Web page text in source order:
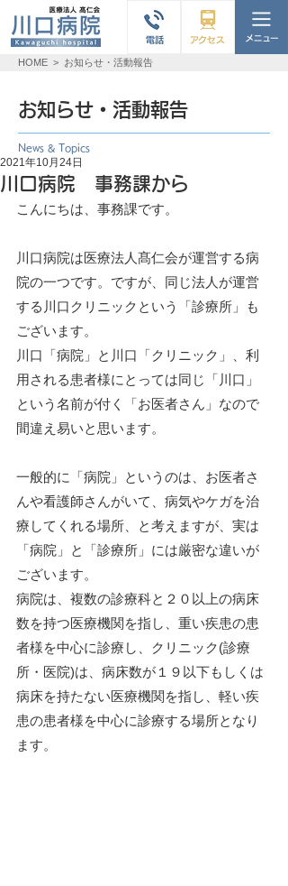
HOME > お知らせ・活動報告
お知らせ・活動報告
News & Topics
川口病院 事務課から
2021年10月24日
こんにちは、事務課です。
川口病院は医療法人髙仁会が運営する病
院の一つです。ですが、同じ法人が運営
する川口クリニックという「診療所」も
ございます。
川口「病院」と川口「クリニック」、利
用される患者様にとっては同じ「川口」
という名前が付く「お医者さん」なので
間違え易いと思います。
一般的に「病院」というのは、お医者さ
んや看護師さんがいて、病気やケガを治
療してくれる場所、と考えますが、実は
「病院」と「診療所」には厳密な違いが
ございます。
病院は、複数の診療科と２０以上の病床
数を持つ医療機関を指し、重い疾患の患
者様を中心に診療し、クリニック(診療
所・医院)は、病床数が１９以下もしくは
病床を持たない医療機関を指し、軽い疾
患の患者様を中心に診療する場所となり
ます。